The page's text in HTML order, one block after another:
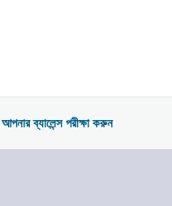
আপনার ব্যালেন্স পরীক্ষা করুন